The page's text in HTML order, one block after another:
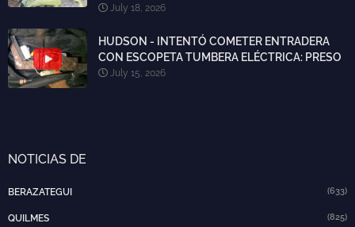
July 18, 2026
HUDSON - INTENTÓ COMETER ENTRADERA
CON ESCOPETA TUMBERA ELÉCTRICA: PRESO
July 15, 2026
NOTICIAS DE
BERAZATEGUI (633)
QUILMES (825)